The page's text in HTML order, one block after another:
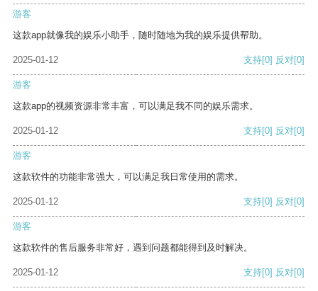
游客
这款app就像我的娱乐小助手，随时随地为我的娱乐提供帮助。
2025-01-12 支持[0] 反对[0]
游客
这款app的视频资源非常丰富，可以满足我不同的娱乐需求。
2025-01-12 支持[0] 反对[0]
游客
这款软件的功能非常强大，可以满足我日常使用的需求。
2025-01-12 支持[0] 反对[0]
游客
这款软件的售后服务非常好，遇到问题都能得到及时解决。
2025-01-12 支持[0] 反对[0]